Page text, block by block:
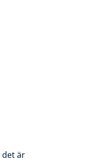
det är